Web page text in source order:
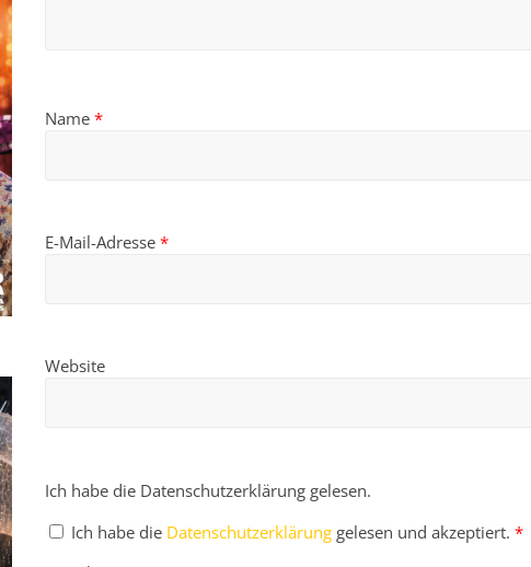
Name *
E-Mail-Adresse *
Website
Ich habe die Datenschutzerklärung gelesen.
Ich habe die Datenschutzerklärung gelesen und akzeptiert. *